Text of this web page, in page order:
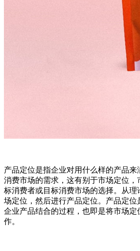
产品定位是指企业对用什么样的产品
消费市场的需求，这有别于市场定位，
标消费者或目标消费市场的选择。从
场定位，然后进行产品定位。产品定
企业产品结合的过程，也即是将市场定
作。